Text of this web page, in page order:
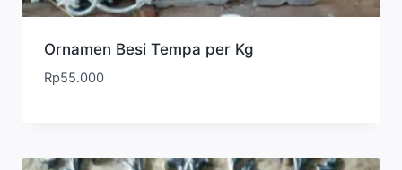
Ornamen Besi Tempa per Kg
Rp55.000